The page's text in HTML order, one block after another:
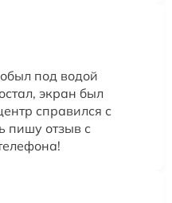
под водой
экран был
справился с
пишу отзыв с